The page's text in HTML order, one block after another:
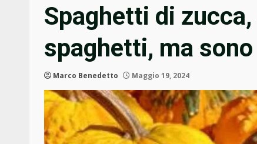
Spaghetti di
spaghetti, ma
Marco Benedetto Maggio 19, 2024